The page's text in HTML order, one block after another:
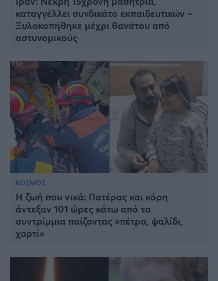
καταγγέλλει συνδικάτο εκπαιδευτικών –
Ξυλοκοπήθηκε μέχρι θανάτου από
αστυνομικούς
ΚΟΣΜΟΣ
Η ζωή που νικά: Πατέρας και κόρη
άντεξαν 101 ώρες κάτω από τα
συντρίμμια παίζοντας «πέτρα, ψαλίδι,
χαρτί»